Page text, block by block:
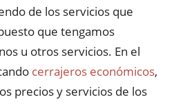
de los servicios que
que tengamos
u otros servicios. En el
cerrajeros económicos,
precios y servicios de los